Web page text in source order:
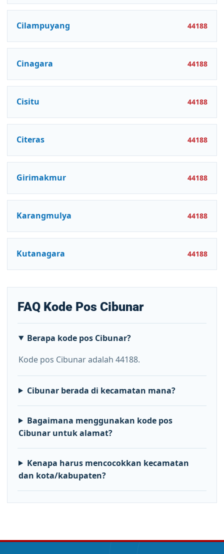
Cilampuyang 44188
Cinagara 44188
Cisitu 44188
Citeras 44188
Girimakmur 44188
Karangmulya 44188
Kutanagara 44188
FAQ Kode Pos Cibunar
Berapa kode pos Cibunar?
Kode pos Cibunar adalah 44188.
Cibunar berada di kecamatan mana?
Bagaimana menggunakan kode pos
Cibunar untuk alamat?
Kenapa harus mencocokkan kecamatan
dan kota/kabupaten?